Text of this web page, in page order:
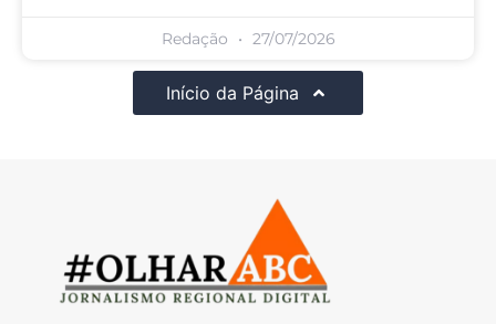
Redação 27/07/2026
Início da Página